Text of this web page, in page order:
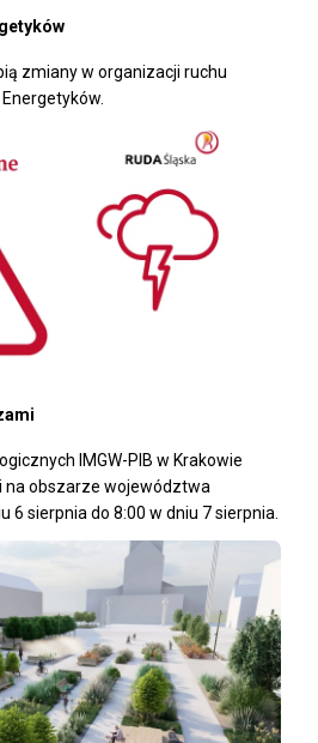
zmiany w organizacji ruchu
IMGW-PIB w Krakowie
obszarze województwa
6 sierpnia do 8:00 w dniu 7 sierpnia.